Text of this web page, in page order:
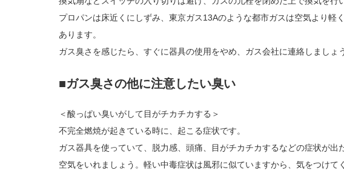
プロパンは床近くにしずみ、東京ガス13Aのような都市ガスは空気より軽
あります。
ガス臭さを感じたら、すぐに器具の使用をやめ、ガス会社に連絡しましょう
■ガス臭さの他に注意したい臭い
＜酸っぱい臭いがして目がチカチカする＞
不完全燃焼が起きている時に、起こる症状です。
ガス器具を使っていて、脱力感、頭痛、目がチカチカするなどの症状が出
空気をいれましょう。軽い中毒症状は風邪に似ていますから、気をつけて